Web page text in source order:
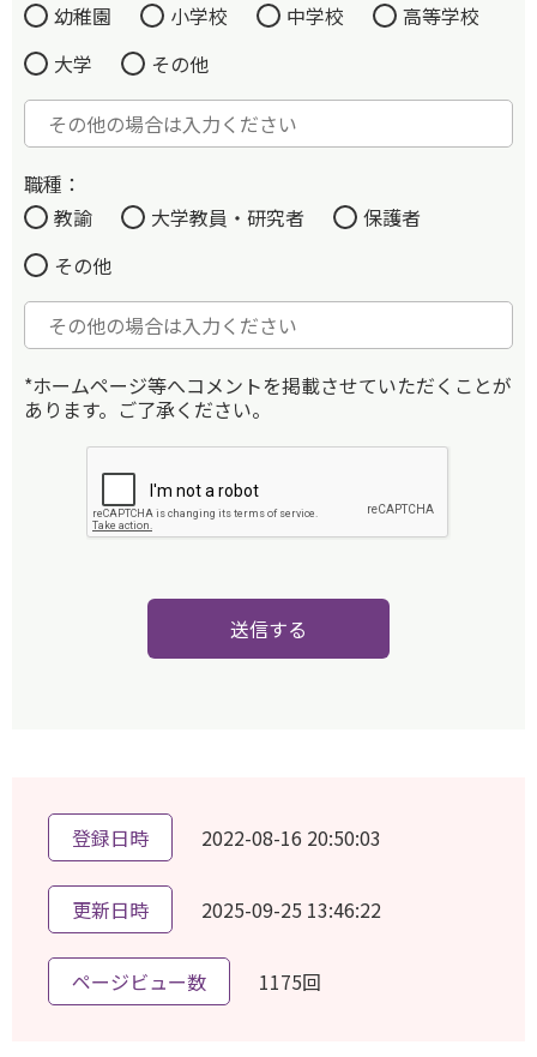
幼稚園
小学校 中学校
高等学校
大学
その他
職種：
教諭
大学教員・研究者
保護者
その他
*ホームページ等へコメントを掲載させていただくことが
あります。ご了承ください。
送信する
登録日時 2022-08-16 20:50:03
更新日時 2025-09-25 13:46:22
ページビュー数 1175回